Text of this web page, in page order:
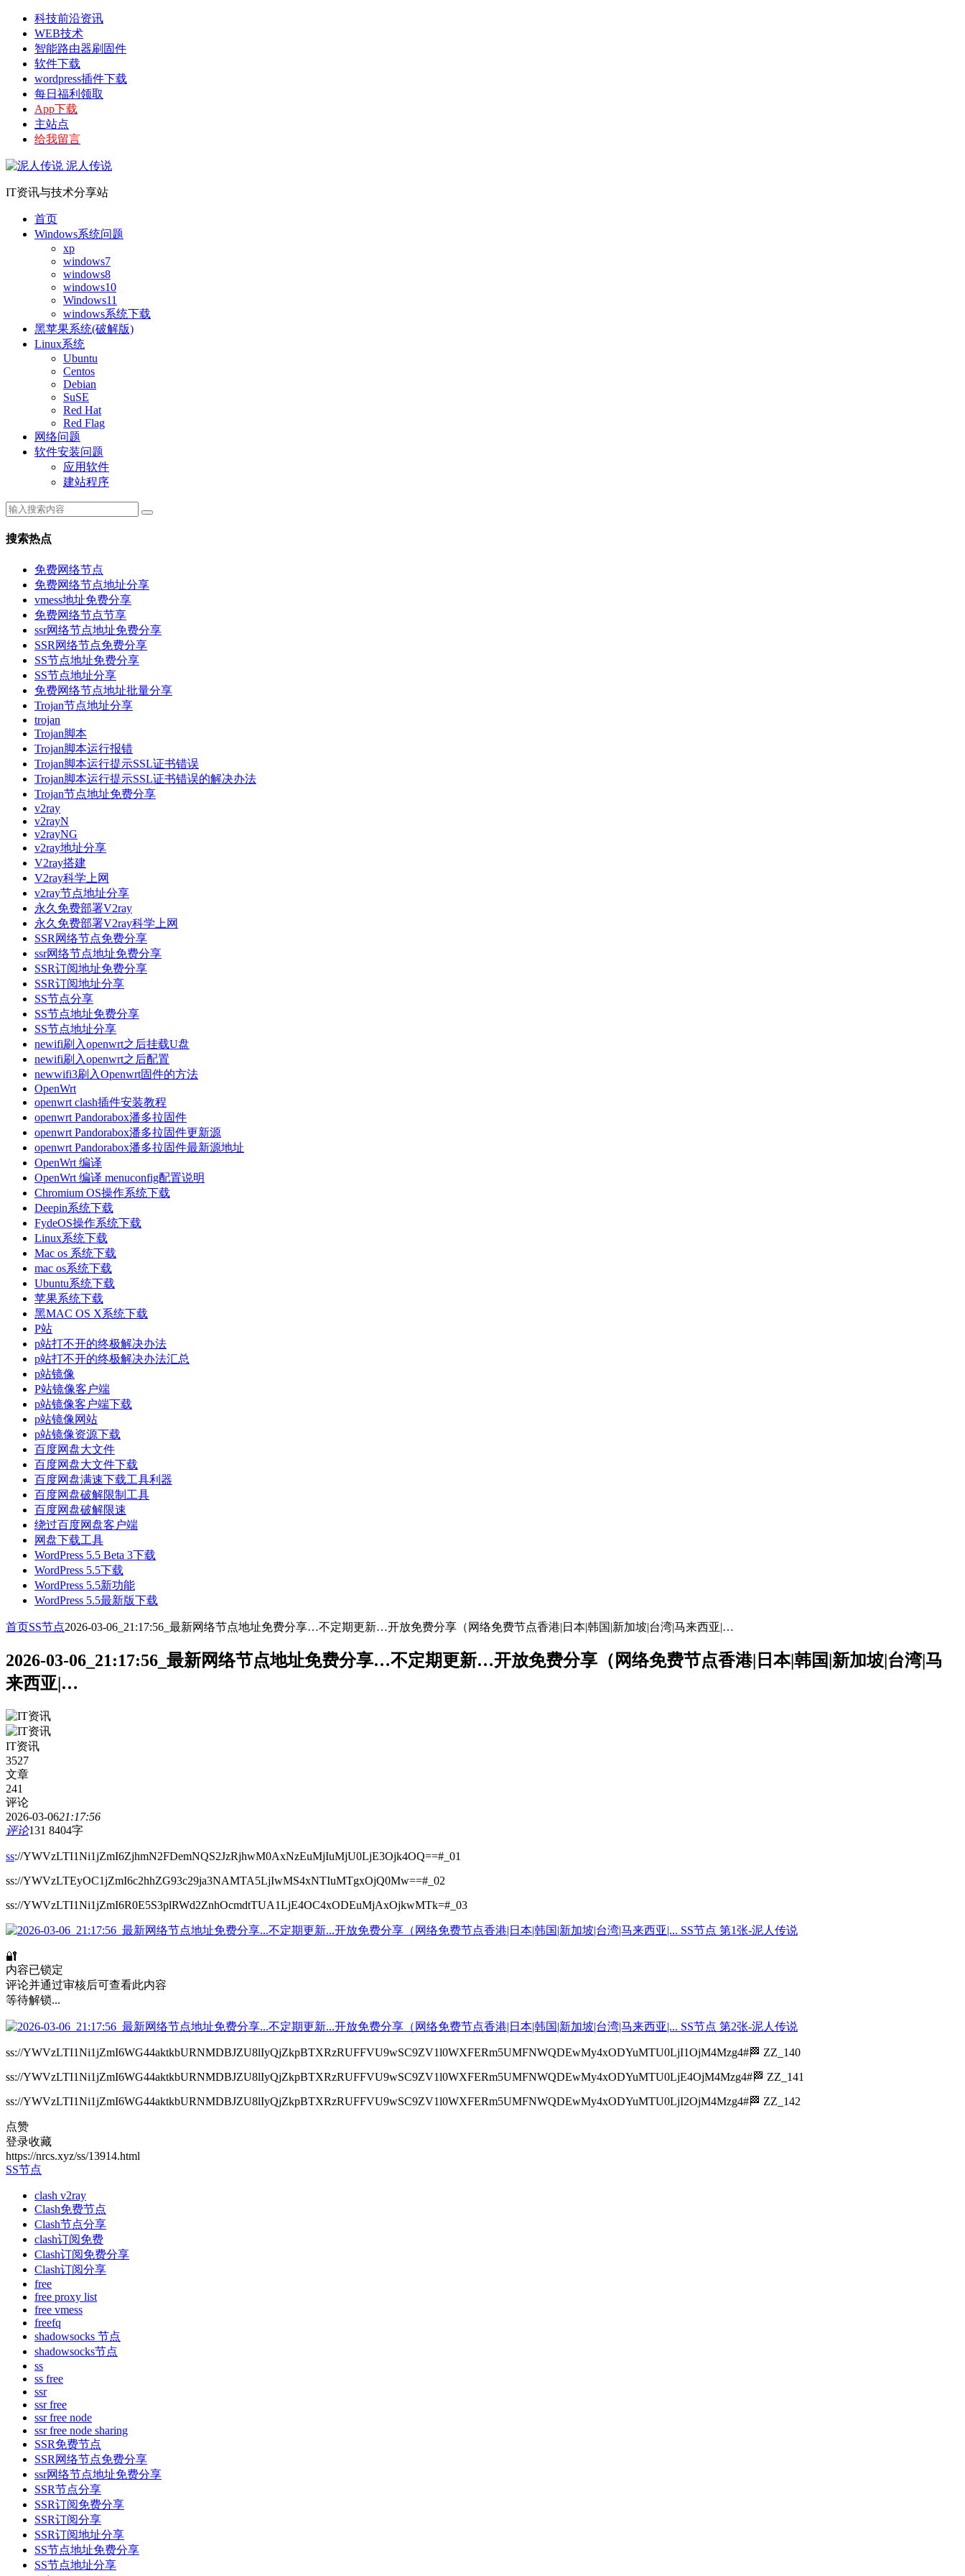
科技前沿资讯
WEB技术
智能路由器刷固件
软件下载
wordpress插件下载
每日福利领取
App下载
主站点
给我留言
泥人传说
IT资讯与技术分享站
首页
Windows系统问题
xp
windows7
windows8
windows10
Windows11
windows系统下载
黑苹果系统(破解版)
Linux系统
Ubuntu
Centos
Debian
SuSE
Red Hat
Red Flag
网络问题
软件安装问题
应用软件
建站程序
搜索热点
免费网络节点
免费网络节点地址分享
vmess地址免费分享
免费网络节点节享
ssr网络节点地址免费分享
SSR网络节点免费分享
SS节点地址免费分享
SS节点地址分享
免费网络节点地址批量分享
Trojan节点地址分享
trojan
Trojan脚本
Trojan脚本运行报错
Trojan脚本运行提示SSL证书错误
Trojan脚本运行提示SSL证书错误的解决办法
Trojan节点地址免费分享
v2ray
v2rayN
v2rayNG
v2ray地址分享
V2ray搭建
V2ray科学上网
v2ray节点地址分享
永久免费部署V2ray
永久免费部署V2ray科学上网
SSR网络节点免费分享
ssr网络节点地址免费分享
SSR订阅地址免费分享
SSR订阅地址分享
SS节点分享
SS节点地址免费分享
SS节点地址分享
newifi刷入openwrt之后挂载U盘
newifi刷入openwrt之后配置
newwifi3刷入Openwrt固件的方法
OpenWrt
openwrt clash插件安装教程
openwrt Pandorabox潘多拉固件
openwrt Pandorabox潘多拉固件更新源
openwrt Pandorabox潘多拉固件最新源地址
OpenWrt 编译
OpenWrt 编译 menuconfig配置说明
Chromium OS操作系统下载
Deepin系统下载
FydeOS操作系统下载
Linux系统下载
Mac os 系统下载
mac os系统下载
Ubuntu系统下载
苹果系统下载
黑MAC OS X系统下载
P站
p站打不开的终极解决办法
p站打不开的终极解决办法汇总
p站镜像
P站镜像客户端
p站镜像客户端下载
p站镜像网站
p站镜像资源下载
百度网盘大文件
百度网盘大文件下载
百度网盘满速下载工具利器
百度网盘破解限制工具
百度网盘破解限速
绕过百度网盘客户端
网盘下载工具
WordPress 5.5 Beta 3下载
WordPress 5.5下载
WordPress 5.5新功能
WordPress 5.5最新版下载
首页SS节点2026-03-06_21:17:56_最新网络节点地址免费分享…不定期更新…开放免费分享（网络免费节点香港|日本|韩国|新加坡|台湾|马来西亚|…
2026-03-06_21:17:56_最新网络节点地址免费分享…不定期更新…开放免费分享（网络免费节点香港|日本|韩国|新加坡|台湾|马
来西亚|…
IT资讯
3527
文章
241
评论
2026-03-0621:17:56
评论131 8404字
ss://YWVzLTI1Ni1jZmI6ZjhmN2FDemNQS2JzRjhwM0AxNzEuMjIuMjU0LjE3Ojk4OQ==#_01
ss://YWVzLTEyOC1jZmI6c2hhZG93c29ja3NAMTA5LjIwMS4xNTIuMTgxOjQ0Mw==#_02
ss://YWVzLTI1Ni1jZmI6R0E5S3plRWd2ZnhOcmdtTUA1LjE4OC4xODEuMjAxOjkwMTk=#_03
🔐
内容已锁定
评论并通过审核后可查看此内容
等待解锁...
ss://YWVzLTI1Ni1jZmI6WG44aktkbURNMDBJZU8lIyQjZkpBTXRzRUFFVU9wSC9ZV1l0WXFERm5UMFNWQDEwMy4xODYuMTU0LjI1OjM4Mzg4#🏁 ZZ_140
ss://YWVzLTI1Ni1jZmI6WG44aktkbURNMDBJZU8lIyQjZkpBTXRzRUFFVU9wSC9ZV1l0WXFERm5UMFNWQDEwMy4xODYuMTU0LjE4OjM4Mzg4#🏁 ZZ_141
ss://YWVzLTI1Ni1jZmI6WG44aktkbURNMDBJZU8lIyQjZkpBTXRzRUFFVU9wSC9ZV1l0WXFERm5UMFNWQDEwMy4xODYuMTU0LjI2OjM4Mzg4#🏁 ZZ_142
点赞
登录收藏
https://nrcs.xyz/ss/13914.html
SS节点
clash v2ray
Clash免费节点
Clash节点分享
clash订阅免费
Clash订阅免费分享
Clash订阅分享
free
free proxy list
free vmess
freefq
shadowsocks 节点
shadowsocks节点
ss
ss free
ssr
ssr free
ssr free node
ssr free node sharing
SSR免费节点
SSR网络节点免费分享
ssr网络节点地址免费分享
SSR节点分享
SSR订阅免费分享
SSR订阅分享
SSR订阅地址分享
SS节点地址免费分享
SS节点地址分享